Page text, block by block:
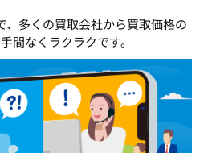
、多くの買取会社から買取価格の
間なくラクラクです。